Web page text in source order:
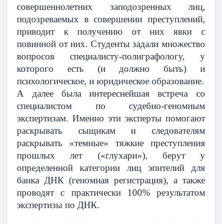
совершеннолетних заподозренных лиц,
подозреваемых в совершении преступлений,
приводит к получению от них явки с
повинной от них. Студенты задали множество
вопросов специалисту-полиграфологу, у
которого есть (и должно быть) и
психологическое, и юридическое образование.
А далее была интереснейшая встреча со
специалистом по судебно-геномным
экспертизам. Именно эти эксперты помогают
раскрывать сыщикам и следователям
раскрывать «темные» тяжкие преступления
прошлых лет («глухари»), берут у
определенной категории лиц эпителий для
банка ДНК (геномная регистрация), а также
проводят с практически 100% результатом
экспертизы по ДНК.